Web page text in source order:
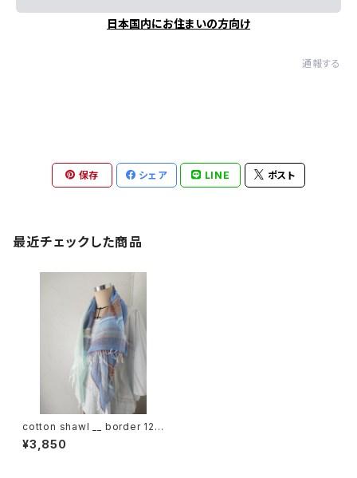
日本国内にお住まいの方向け
通報する
保存 シェア LINE ポスト
最近チェックした商品
cotton shawl __ border 120
慈雨w
¥3,850